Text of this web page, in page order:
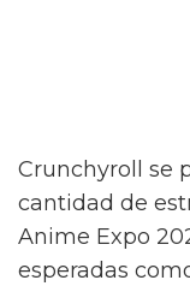
Crunchyroll se
cantidad de
Anime Expo
esperadas